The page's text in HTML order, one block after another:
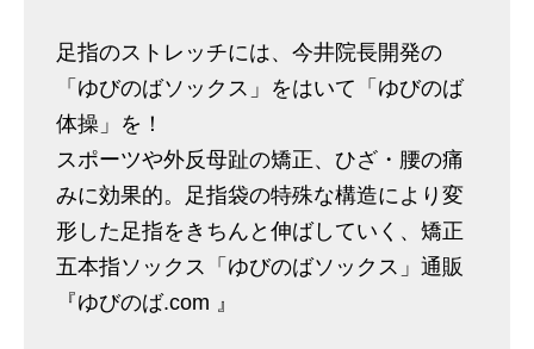
足指のストレッチには、今井院長開発の
「ゆびのばソックス」をはいて「ゆびのば
体操」を！
スポーツや外反母趾の矯正、ひざ・腰の痛
みに効果的。足指袋の特殊な構造により変
形した足指をきちんと伸ばしていく、矯正
五本指ソックス「ゆびのばソックス」通販
『ゆびのば.com 』